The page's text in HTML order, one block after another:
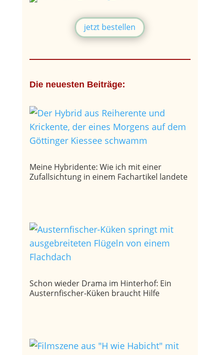
jetzt bestellen
Die neuesten Beiträge:
Meine Hybridente: Wie ich mit einer
Zufallsichtung in einem Fachartikel landete
Schon wieder Drama im Hinterhof: Ein
Austernfischer-Küken braucht Hilfe